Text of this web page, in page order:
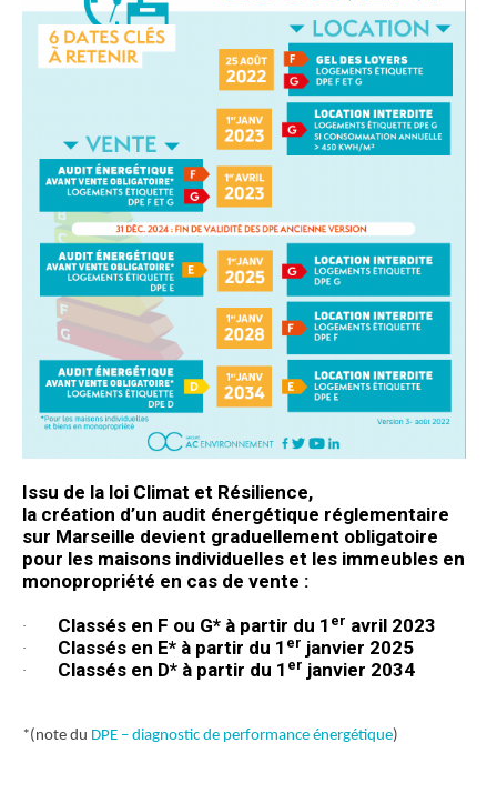
Issu de la loi Climat et Résilience,
la création d’un audit énergétique réglementaire
sur Marseille devient graduellement obligatoire
pour les maisons individuelles et les immeubles en
monopropriété en cas de vente :
· Classés en F ou G* à partir du 1 er avril 2023
· Classés en E* à partir du 1 er janvier 2025
· Classés en D* à partir du 1 er janvier 2034
*(note du DPE – diagnostic de performance énergétique)